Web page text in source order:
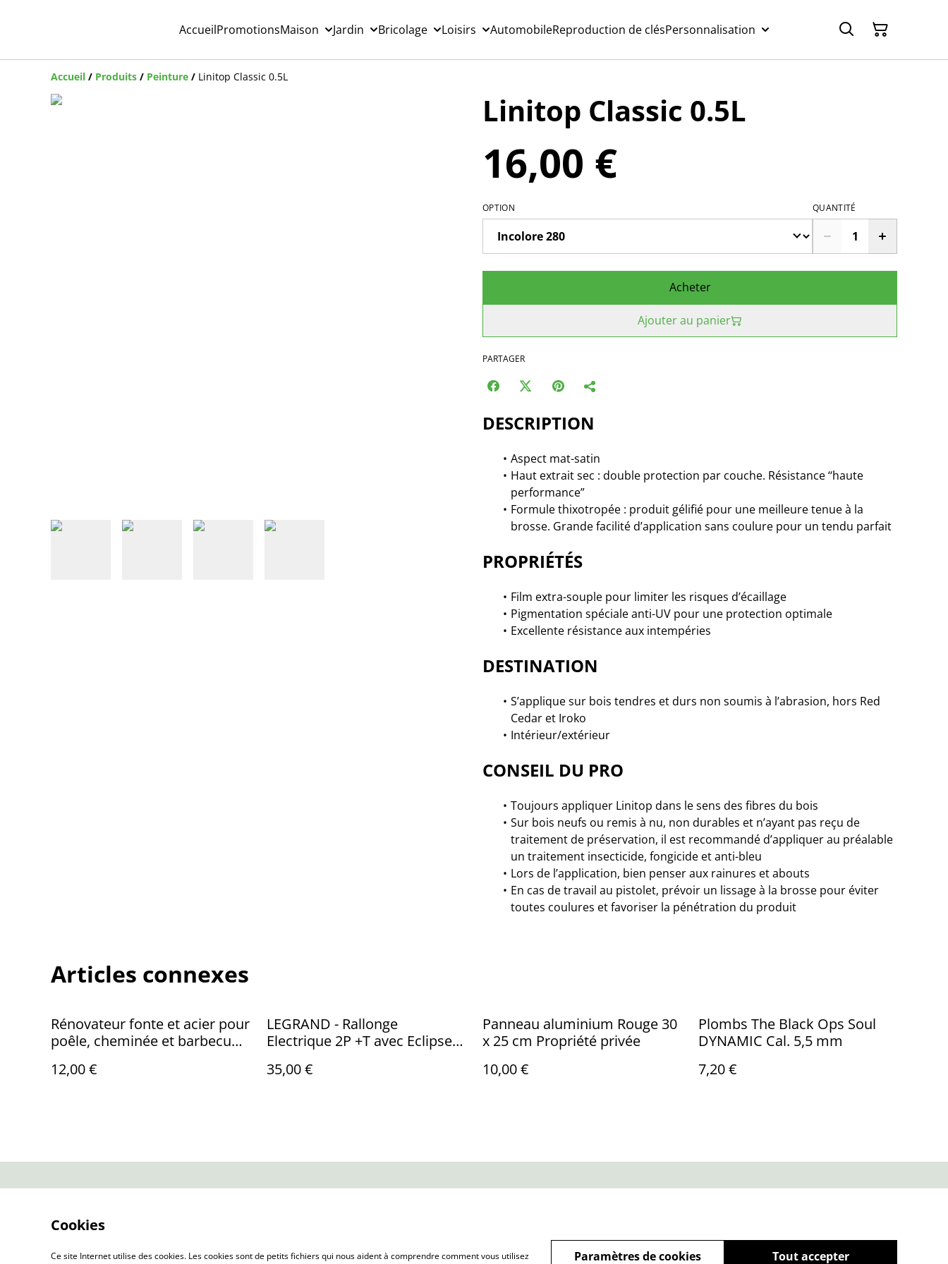
AccueilPromotionsMaison Jardin Bricolage Loisirs AutomobileReproduction de clésPersonnalisation
Accueil / Produits / Peinture / Linitop Classic 0.5L
Linitop Classic 0.5L
16,00 €
OPTION QUANTITÉ
Acheter
Ajouter au panier
PARTAGER
DESCRIPTION
Aspect mat-satin
Haut extrait sec : double protection par couche. Résistance ‘‘haute
performance”
Formule thixotropée : produit gélifié pour une meilleure tenue à la
brosse. Grande facilité d’application sans coulure pour un tendu parfait
PROPRIÉTÉS
Film extra-souple pour limiter les risques d’écaillage
Pigmentation spéciale anti-UV pour une protection optimale
Excellente résistance aux intempéries
DESTINATION
S’applique sur bois tendres et durs non soumis à l’abrasion, hors Red
Cedar et Iroko
Intérieur/extérieur
CONSEIL DU PRO
Toujours appliquer Linitop dans le sens des fibres du bois
Sur bois neufs ou remis à nu, non durables et n’ayant pas reçu de
traitement de préservation, il est recommandé d’appliquer au préalable
un traitement insecticide, fongicide et anti-bleu
Lors de l’application, bien penser aux rainures et abouts
En cas de travail au pistolet, prévoir un lissage à la brosse pour éviter
toutes coulures et favoriser la pénétration du produit
Articles connexes
Rénovateur fonte et acier pour
poêle, cheminée et barbecue -
odeur - monocouche - couleur
12,00 €
LEGRAND - Rallonge
Electrique 2P +T avec Eclipses
1 Fiche Femelle - Longueur 10
35,00 €
Panneau aluminium Rouge 30
x 25 cm Propriété privée
10,00 €
Plombs The Black Ops Soul
DYNAMIC Cal. 5,5 mm
7,20 €
Cookies
Ce site Internet utilise des cookies. Les cookies sont de petits fichiers qui nous aident à comprendre comment vous utilisez
Tout accepter
Paramètres de cookies